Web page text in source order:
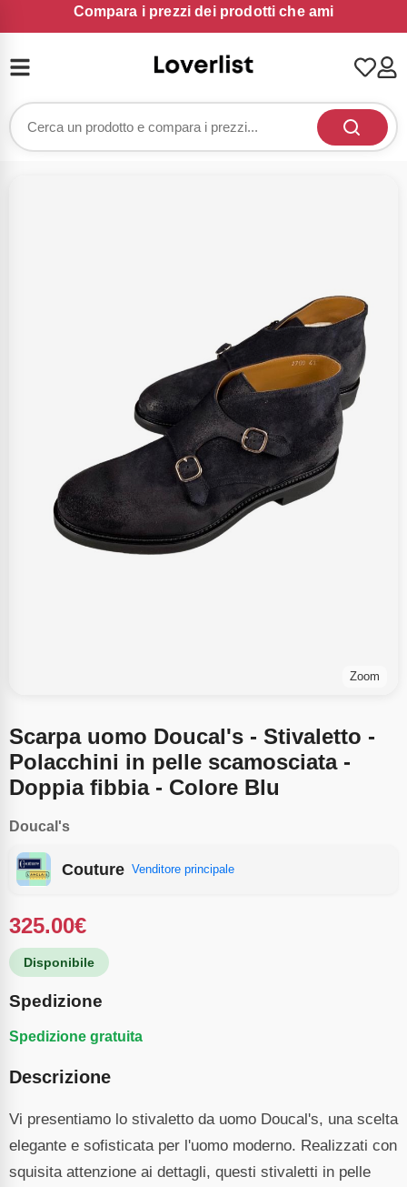
Compara i prezzi dei prodotti che ami
Zoom
Scarpa uomo Doucal's - Stivaletto -
Polacchini in pelle scamosciata -
Doppia fibbia - Colore Blu
Doucal's
Couture Venditore principale
325.00€
Disponibile
Spedizione
Spedizione gratuita
Descrizione
Vi presentiamo lo stivaletto da uomo Doucal's, una scelta
elegante e sofisticata per l'uomo moderno. Realizzati con
squisita attenzione ai dettagli, questi stivaletti in pelle